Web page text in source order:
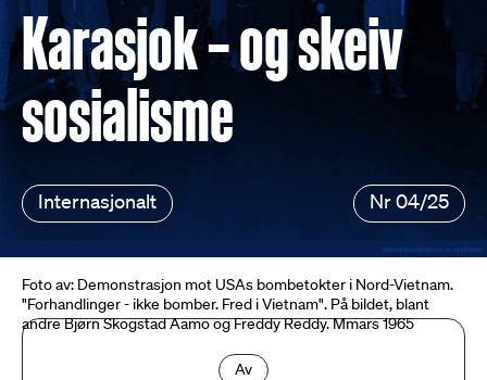
Karasjok – og skeiv
sosialisme
Internasjonalt Nr 04/25
Foto av: Demonstrasjon mot USAs bombetokter i Nord-Vietnam.
"Forhandlinger - ikke bomber. Fred i Vietnam". På bildet, blant
andre Bjørn Skogstad Aamo og Freddy Reddy. Mmars 1965
Av